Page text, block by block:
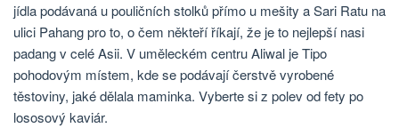
jídla podávaná u pouličních stolků přímo u mešity a Sari Ratu na
ulici Pahang pro to, o čem někteří říkají, že je to nejlepší nasi
padang v celé Asii. V uměleckém centru Aliwal je Tipo
pohodovým místem, kde se podávají čerstvě vyrobené
těstoviny, jaké dělala maminka. Vyberte si z polev od fety po
lososový kaviár.